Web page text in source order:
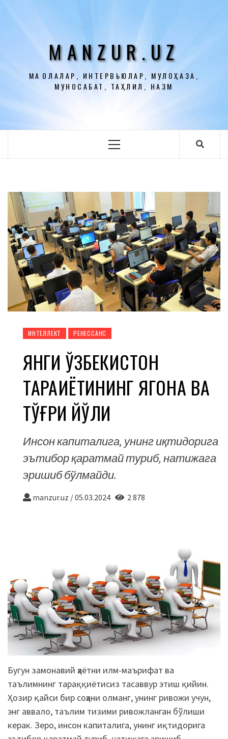
MANZUR.UZ
МАҚОЛАЛАР, ИНТЕРВЬЮЛАР, МУЛОҲАЗА,
МУНОСАБАТ, ТАҲЛИЛ, НАЗМ
меню
ИНТЕЛЛЕКТ РЕНЕССАНС
ЯНГИ ЎЗБЕКИСТОН
ТАРАҚҚИЁТИНИНГ ЯГОНА ВА
ТЎҒРИ ЙЎЛИ
Инсон капиталига, унинг иқтидорига
эътибор қаратмай туриб, натижага
эришиб бўлмайди.
manzur.uz /05.03.2024 2 878
Бугун замонавий ҳаётни илм-маърифат ва
таълимнинг тараққиётисиз тасаввур этиш қийин.
Ҳозир қайси бир соҳани олманг, унинг ривожи учун,
энг аввало, таълим тизими ривожланган бўлиши
керак. Зеро, инсон капиталига, унинг иқтидорига